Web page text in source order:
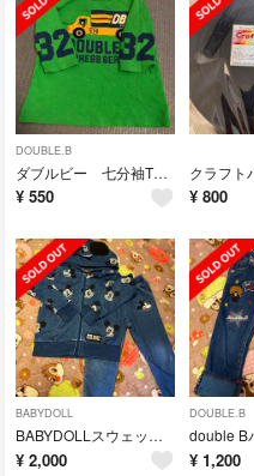
DOUBLE.B
ダブルビー 七分袖Tシャツ110
¥ 550 ¥ 800
BABYDOLL
BABYDOLLスウェットセットアップ上→110下→100 別売り可
¥ 2,000
DOUBLE.B
double B
¥ 1,200